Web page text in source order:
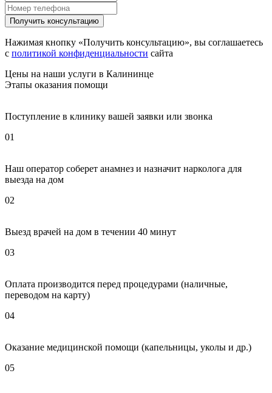
Получить консультацию
Нажимая кнопку «Получить консультацию», вы соглашаетесь
с политикой конфиденциальности сайта
Цены на наши услуги в Калининце
Этапы оказания помощи
Поступление в клинику вашей заявки или звонка
01
Наш оператор соберет анамнез и назначит нарколога для
выезда на дом
02
Выезд врачей на дом в течении 40 минут
03
Оплата производится перед процедурами (наличные,
переводом на карту)
04
Оказание медицинской помощи (капельницы, уколы и др.)
05